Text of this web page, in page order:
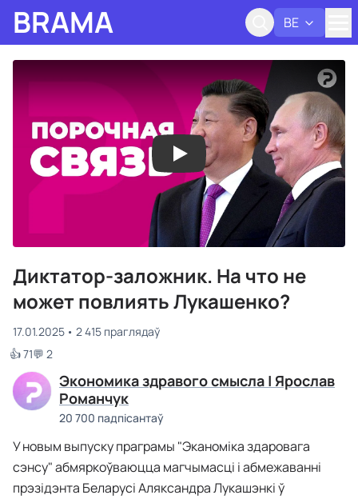
BRAMA BE
Диктатор-заложник. На что не
может повлиять Лукашенко?
17.01.2025
2 415 праглядаў
👍 71💬 2
Экономика здравого смысла | Ярослав
Романчук
20 700 падпісантаў
У новым выпуску праграмы "Эканоміка здаровага
сэнсу" абмяркоўваюцца магчымасці і абмежаванні
прэзідэнта Беларусі Аляксандра Лукашэнкі ў